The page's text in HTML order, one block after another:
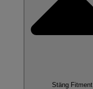
Stäng Fitment